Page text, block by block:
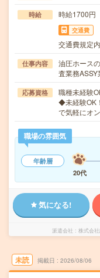
時給 時給1700円
交通費
交通費規定
仕事内容
油圧ホース
査業務
応募資格
職種未経験
◆未経験OK
で気軽にオ
職場の雰囲気
年齢層
20代
気になる!
派遣会社 株式会
未読 掲載日 2026/08/06